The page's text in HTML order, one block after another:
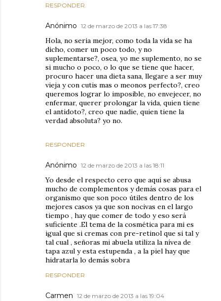
RESPONDER
Anónimo 12 de marzo de 2013 a las 17:38
Hola, no seria mejor, como toda la vida se ha
dicho, comer un poco todo, y no
suplementarse?, osea, yo me suplemento, no se
si mucho o poco, o lo que se tiene que hacer,
procuro hacer una dieta sana, llegare a ser muy
vieja y con cutis mas o meonos perfecto?, creo
queremos lograr lo imposible, no envejecer, no
enfermar, querer prolongar la vida, quien tiene
el antidoto?, creo que nadie, quien tiene la
verdad absoluta? yo no.
RESPONDER
Anónimo 12 de marzo de 2013 a las 18:11
Yo desde el respecto cero que aquí se abusa
mucho de complementos y demás cosas para el
organismo que son poco útiles dentro de los
mejores casos ya que son nocivas en el largo
tiempo , hay que comer de todo y eso será
suficiente .El tema de la cosmética para mi es
igual que si cremas con pre-retinol que si tal y
tal cual , señoras mi abuela utiliza la nívea de
tapa azul y esta estupenda , a la piel hay que
hidratarla lo demás sobra
RESPONDER
Carmen 12 de marzo de 2013 a las 19:04